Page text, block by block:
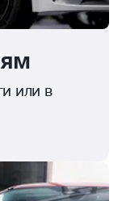
или в